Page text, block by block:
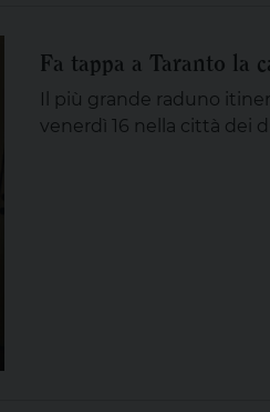
Fa tappa a Taranto la
Il più grande raduno
venerdì 16 nella città dei